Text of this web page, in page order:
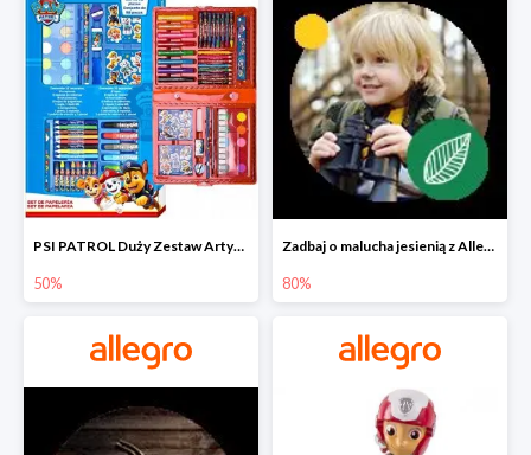
PSI PATROL Duży Zestaw Artystyczny 52 elementy na piąty komplet -50%
50%
Zadbaj o malucha jesienią z Allegro do -80%
80%